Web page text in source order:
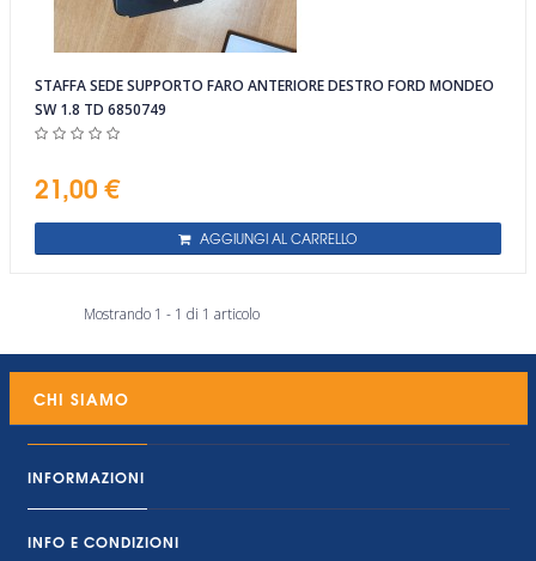
STAFFA SEDE SUPPORTO FARO ANTERIORE DESTRO FORD MONDEO
SW 1.8 TD 6850749
21,00 €
AGGIUNGI AL CARRELLO
Mostrando 1 - 1 di 1 articolo
CHI SIAMO
INFORMAZIONI
INFO E CONDIZIONI